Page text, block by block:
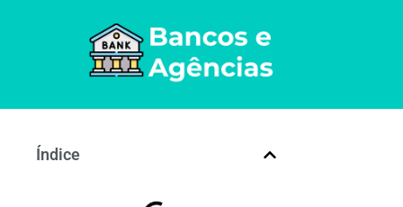
Índice